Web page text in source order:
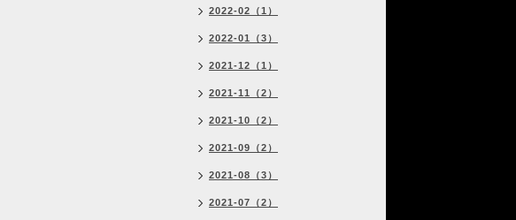
2022-02（1）
2022-01（3）
2021-12（1）
2021-11（2）
2021-10（2）
2021-09（2）
2021-08（3）
2021-07（2）